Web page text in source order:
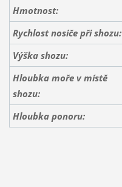
Hmotnost:
Rychlost nosiče při shozu:
Výška shozu:
Hloubka moře v místě
shozu:
Hloubka ponoru: